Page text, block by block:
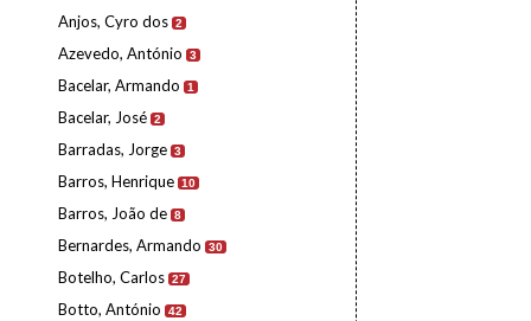
Anjos, Cyro dos 2
Azevedo, António 3
Bacelar, Armando 1
Bacelar, José 2
Barradas, Jorge 3
Barros, Henrique 10
Barros, João de 8
Bernardes, Armando 30
Botelho, Carlos 27
Botto, António 42